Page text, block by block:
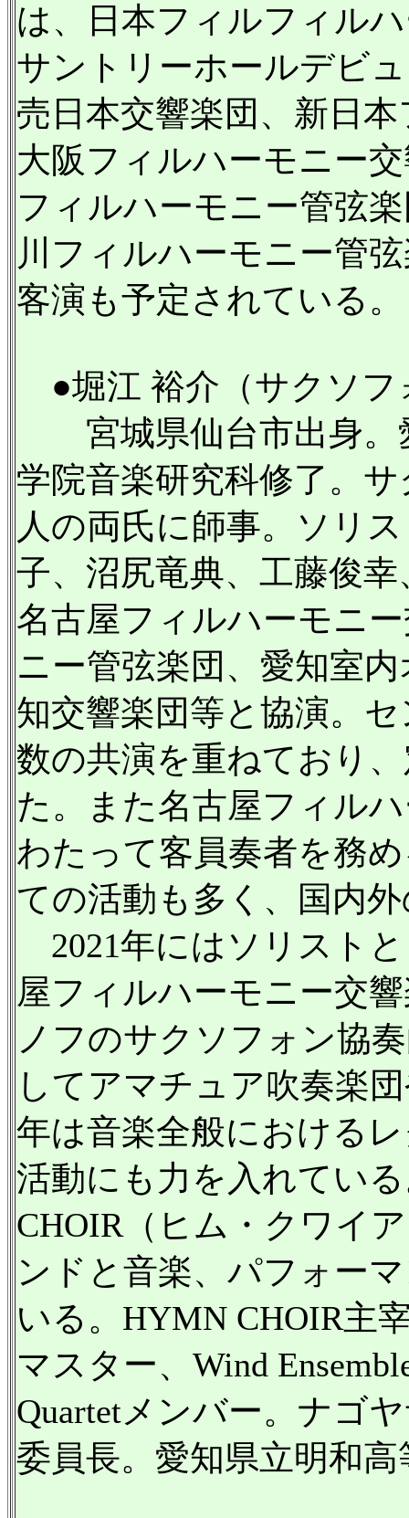
は、日本フィルフィル
サントリーホールデビ
売日本交響楽団、新日
大阪フィルハーモニー
フィルハーモニー管弦
川フィルハーモニー管
客演も予定されている。
●堀江 裕介（サクソフ
宮城県仙台市出身。
学院音楽研究科修了。
人の両氏に師事。ソリ
子、沼尻竜典、工藤俊
名古屋フィルハーモニ
ニー管弦楽団、愛知室
知交響楽団等と協演。
数の共演を重ねており
た。また名古屋フィル
わたって客員奏者を務
ての活動も多く、国内
2021年にはソリスト
屋フィルハーモニー交
ノフのサクソフォン協
してアマチュア吹奏楽
年は音楽全般における
活動にも力を入れてい
CHOIR（ヒム・クワイ
ンドと音楽、パフォー
いる。HYMN CHOIR主
マスター、Wind
Quartetメンバー。ナゴ
委員長。愛知県立明和